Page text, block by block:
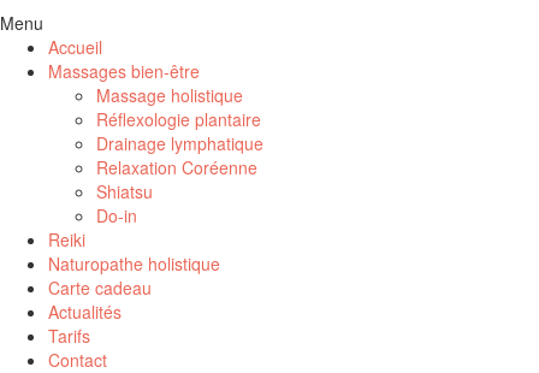
Menu
Accueil
Massages bien-être
Massage holistique
Réflexologie plantaire
Drainage lymphatique
Relaxation Coréenne
Shiatsu
Do-in
Reiki
Naturopathe holistique
Carte cadeau
Actualités
Tarifs
Contact